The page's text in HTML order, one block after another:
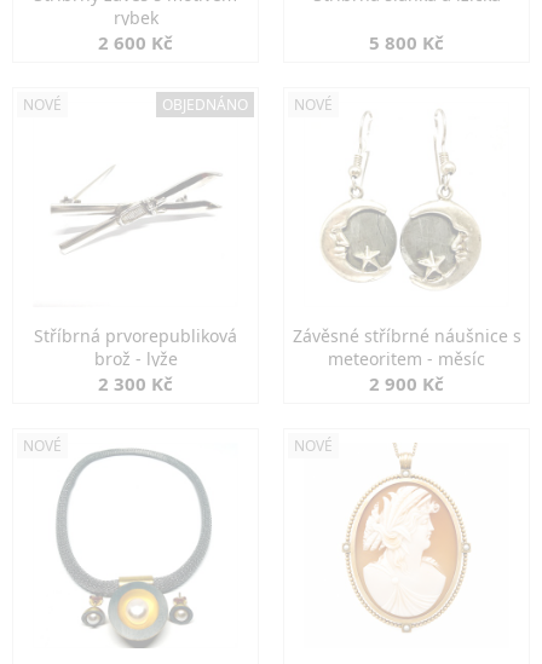
rybek
2 600 Kč 5 800 Kč
NOVÉ OBJEDNÁNO
Stříbrná prvorepubliková
brož - lyže
2 300 Kč
NOVÉ
Závěsné stříbrné náušnice s
meteoritem - měsíc
2 900 Kč
NOVÉ NOVÉ